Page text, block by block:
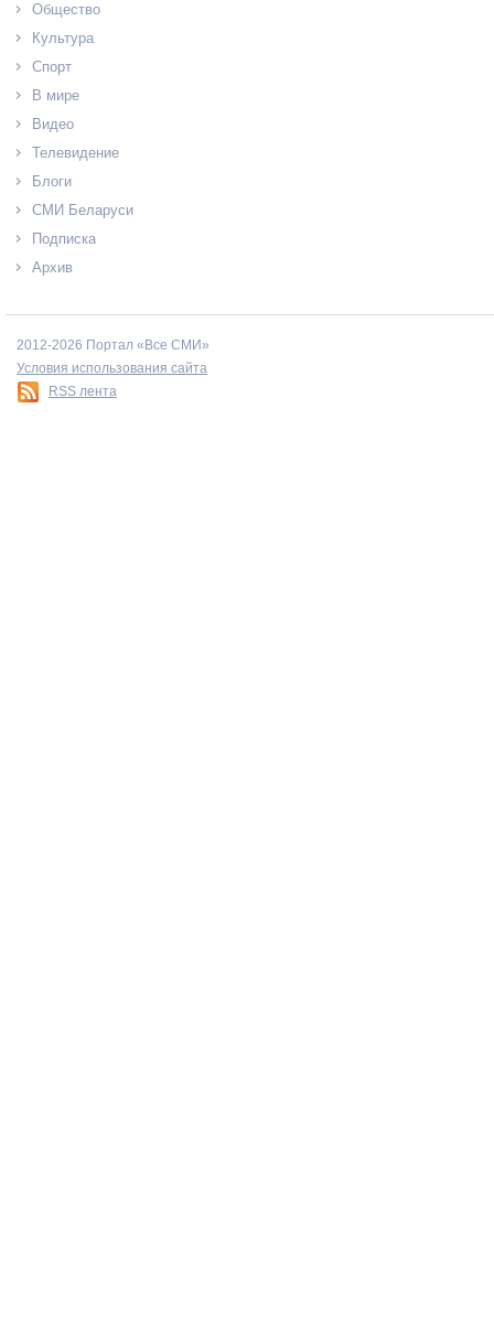
Общество
Культура
Спорт
В мире
Видео
Телевидение
Блоги
СМИ Беларуси
Подписка
Архив
2012-2026 Портал «Все СМИ»
Условия использования сайта
RSS лента